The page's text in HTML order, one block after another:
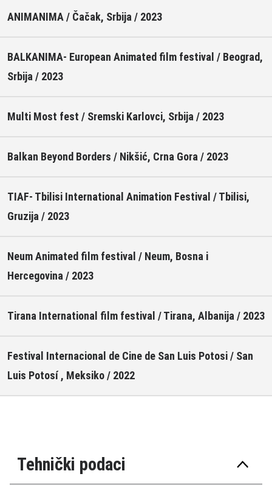
ANIMANIMA / Čačak, Srbija / 2023
BALKANIMA- European Animated film festival / Beograd,
Srbija / 2023
Multi Most fest / Sremski Karlovci, Srbija / 2023
Balkan Beyond Borders / Nikšić, Crna Gora / 2023
TIAF- Tbilisi International Animation Festival / Tbilisi,
Gruzija / 2023
Neum Animated film festival / Neum, Bosna i
Hercegovina / 2023
Tirana International film festival / Tirana, Albanija / 2023
Festival Internacional de Cine de San Luis Potosi / San
Luis Potosí , Meksiko / 2022
Tehnički podaci